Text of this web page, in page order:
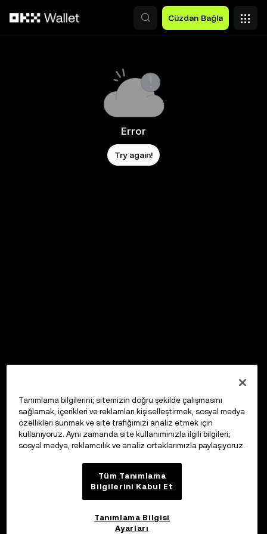
Cüzdan Bağla
Error
Try again!
Tanımlama bilgilerini; sitemizin doğru şekilde çalışmasını
sağlamak, içerikleri ve reklamları kişiselleştirmek, sosyal medya
özellikleri sunmak ve site trafiğimizi analiz etmek için
kullanıyoruz. Aynı zamanda site kullanımınızla ilgili bilgileri;
sosyal medya, reklamcılık ve analiz ortaklarımızla paylaşıyoruz.
Tüm Tanımlama
Bilgilerini Kabul Et
Tanımlama Bilgisi
Ayarları